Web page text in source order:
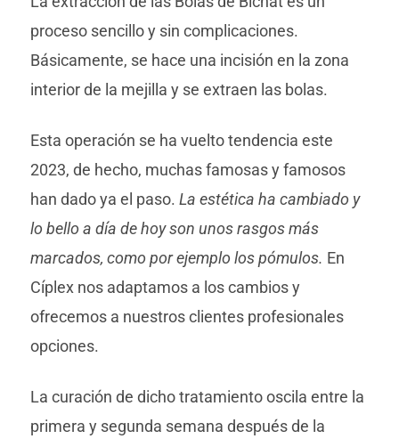
proceso sencillo y sin complicaciones.
Básicamente, se hace una incisión en la zona
interior de la mejilla y se extraen las bolas.
Esta operación se ha vuelto tendencia este
2023, de hecho, muchas famosas y famosos
han dado ya el paso. La estética ha cambiado y
lo bello a día de hoy son unos rasgos más
marcados, como por ejemplo los pómulos. En
Cíplex nos adaptamos a los cambios y
ofrecemos a nuestros clientes profesionales
opciones.
La curación de dicho tratamiento oscila entre la
primera y segunda semana después de la